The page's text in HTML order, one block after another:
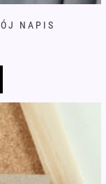
NAPIS
wariantów.
Opcje
można
wybrać
na
stronie
produktu